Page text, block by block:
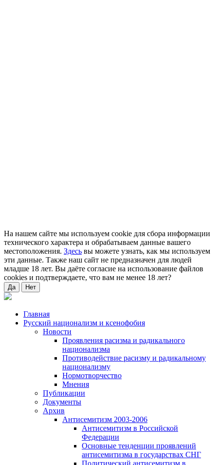
На нашем сайте мы используем cookie для сбора информации
технического характера и обрабатываем данные вашего
местоположения. Здесь вы можете узнать, как мы используем
эти данные. Также наш сайт не предназначен для людей
младше 18 лет. Вы даёте согласие на использование файлов
cookies и подтверждаете, что вам не менее 18 лет?
Да Нет
Главная
Русский национализм и ксенофобия
Новости
Проявления расизма и радикального
национализма
Противодействие расизму и радикальному
национализму
Нормотворчество
Мнения
Публикации
Документы
Архив
Антисемитизм 2003-2006
Антисемитизм в Российской
Федерации
Основные тенденции проявлений
антисемитизма в государствах СНГ
Политический антисемитизм в